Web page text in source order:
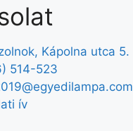
Kápolna utca 5.
514-523
ív